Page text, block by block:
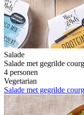
Salade
Salade met gegrilde
4 personen
Vegetarian
Salade met gegrilde